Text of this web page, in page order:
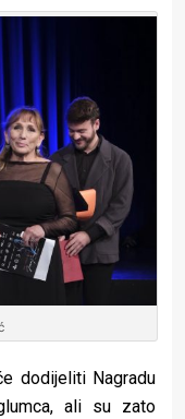
dodijeliti Nagradu
ali su zato